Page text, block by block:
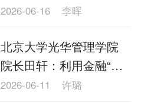
化建设
2026-06-16 李晖
北京大学光华管理学院
院长田轩：利用金融“组
合拳”重塑科技创新生态
2026-06-11 许璐